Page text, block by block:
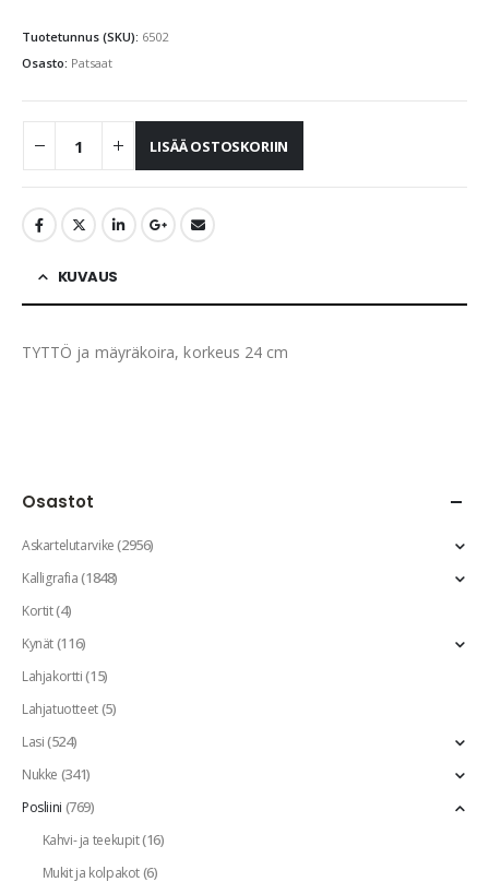
Tuotetunnus (SKU): 6502
Osasto: Patsaat
LISÄÄ OSTOSKORIIN
KUVAUS
TYTTÖ ja mäyräkoira, korkeus 24 cm
Osastot
Askartelutarvike(2956)
Kalligrafia(1848)
Kortit(4)
Kynät(116)
Lahjakortti(15)
Lahjatuotteet(5)
Lasi(524)
Nukke (341)
Posliini (769)
Kahvi- ja teekupit(16)
Mukit ja kolpakot(6)